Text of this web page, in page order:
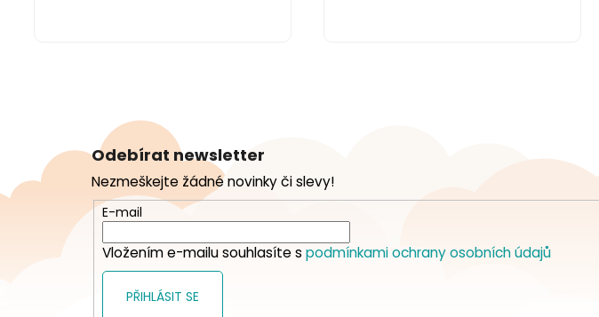
a
Odebírat newsletter
Nezmeškejte žádné novinky či slevy!
E-mail
Vložením e-mailu souhlasíte s podmínkami ochrany osobních údajů
PŘIHLÁSIT SE